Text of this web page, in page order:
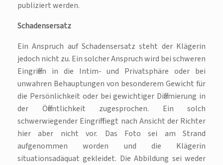
publiziert werden.
Schadensersatz
Ein Anspruch auf Schadensersatz steht der Klägerin
jedoch nicht zu. Ein solcher Anspruch wird bei schweren
Eingriffen in die Intim- und Privatsphäre oder bei
unwahren Behauptungen von besonderem Gewicht für
die Persönlichkeit oder bei gewichtiger Diffamierung in
der Öffentlichkeit zugesprochen. Ein solch
schwerwiegender Eingriff liegt nach Ansicht der Richter
hier aber nicht vor. Das Foto sei am Strand
aufgenommen worden und die Klägerin
situationsadäquat gekleidet. Die Abbildung sei weder